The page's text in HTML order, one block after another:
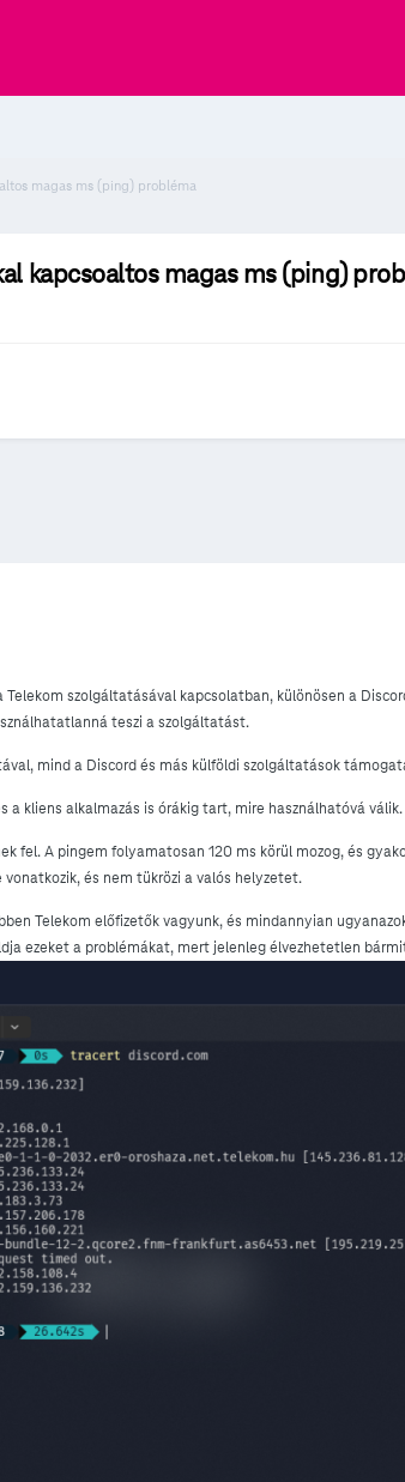
magas ms (ping) probléma
kapcsoaltos magas ms (ping)
szolgáltatásával kapcsolatban, különösen a
teszi a szolgáltatást.
mind a Discord és más külföldi szolgáltatások
kliens alkalmazás is órákig tart, mire használhatóvá
fel. A pingem folyamatosan 120 ms körül mozog, és
és nem tükrözi a valós helyzetet.
Telekom előfizetők vagyunk, és mindannyian
ezeket a problémákat, mert jelenleg élvezhetetlen